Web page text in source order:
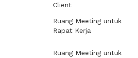
Client
Ruang Meeting untuk
Rapat Kerja
Ruang Meeting untuk